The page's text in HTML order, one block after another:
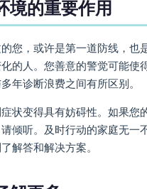
境的重要作用
您，或许是第一道防线，也
的人。您善意的警觉可能使
年诊断浪费之间有所区别。
状变得具有妨碍性。如果您
倾听。及时行动的家庭无一
解答和解决方案。